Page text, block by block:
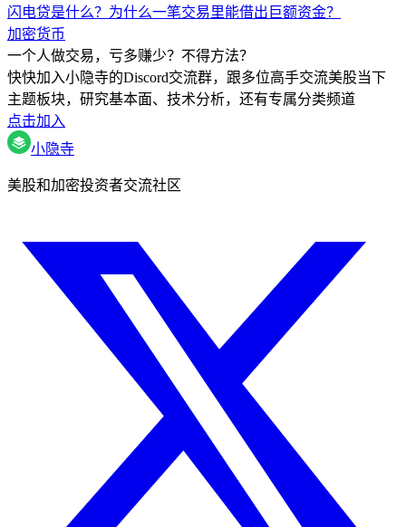
闪电贷是什么？为什么一笔交易里能借出巨额资金？
加密货币
一个人做交易，亏多赚少？不得方法？
快快加入小隐寺的Discord交流群，跟多位高手交流美股当下
主题板块，研究基本面、技术分析，还有专属分类频道
点击加入
小隐寺
美股和加密投资者交流社区